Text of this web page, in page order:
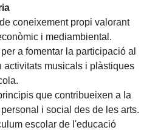
coneixement propi valorant
i mediambiental.
a fomentar la participació al
activitats musicals i plàstiques
que contribueixen a la
i social des de les arts.
escolar de l'educació